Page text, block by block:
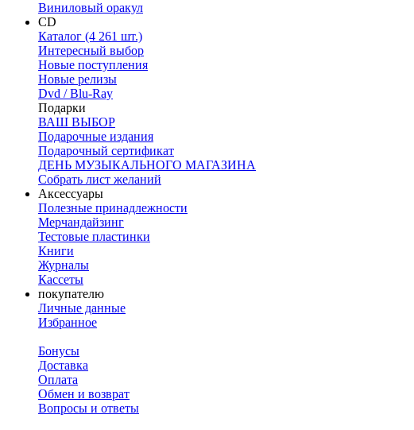
Виниловый оракул
CD
Каталог (4 261 шт.)
Интересный выбор
Новые поступления
Новые релизы
Dvd / Blu-Ray
Подарки
ВАШ ВЫБОР
Подарочные издания
Подарочный сертификат
ДЕНЬ МУЗЫКАЛЬНОГО МАГАЗИНА
Собрать лист желаний
Аксессуары
Полезные принадлежности
Мерчандайзинг
Тестовые пластинки
Книги
Журналы
Кассеты
покупателю
Личные данные
Избранное
Бонусы
Доставка
Оплата
Обмен и возврат
Вопросы и ответы